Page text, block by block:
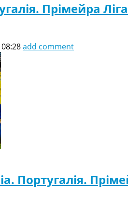
Прімейра
add comment
Португалія.